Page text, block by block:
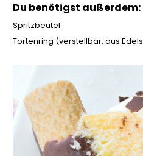
Du benötigst außerdem:
Spritzbeutel
Tortenring (verstellbar, aus